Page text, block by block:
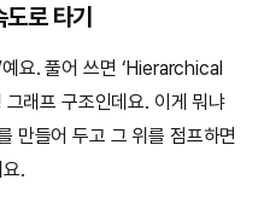
로 타기
요. 풀어 쓰면 ‘Hierarchical
래프 구조인데요. 이게 뭐냐
만들어 두고 그 위를 점프하면
.